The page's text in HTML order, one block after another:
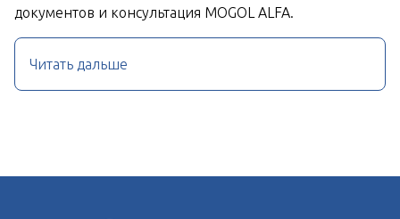
документов и консультация MOGOL ALFA.
Читать дальше